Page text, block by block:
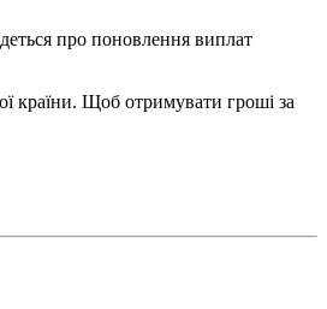
про поновлення виплат
країни. Щоб отримувати гроші за